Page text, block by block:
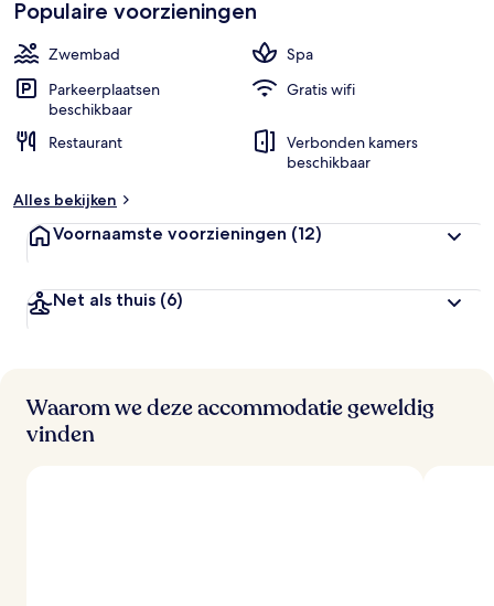
Populaire voorzieningen
Zwembad
Spa
Parkeerplaatsen
beschikbaar
Gratis wifi
Restaurant
Verbonden kamers
beschikbaar
Alles bekijken
Voornaamste voorzieningen (12)
Net als thuis (6)
Waarom we deze accommodatie geweldig
vinden